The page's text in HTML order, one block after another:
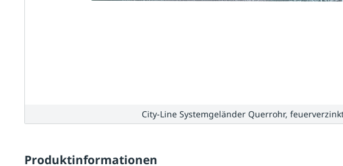
City-Line Systemgeländer Querrohr,
Produktinformationen